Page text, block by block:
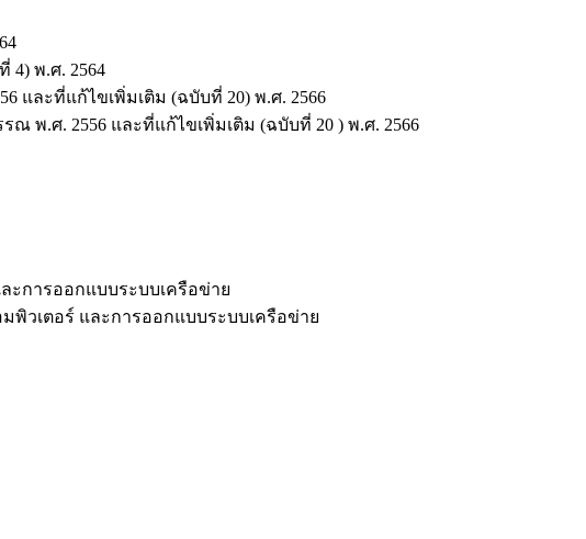
4) พ.ศ. 2564
และที่แก้ไขเพิ่มเติม (ฉบับที่ 20) พ.ศ. 2566
พ.ศ. 2556 และที่แก้ไขเพิ่มเติม (ฉบับที่ 20 ) พ.ศ. 2566
ะการออกแบบระบบเครือข่าย
พิวเตอร์ และการออกแบบระบบเครือข่าย